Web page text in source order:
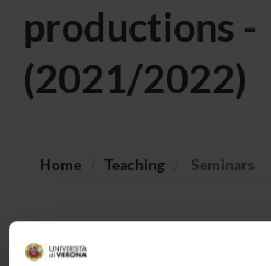
productions -
(2021/2022)
Home Teaching Seminars
of productions.